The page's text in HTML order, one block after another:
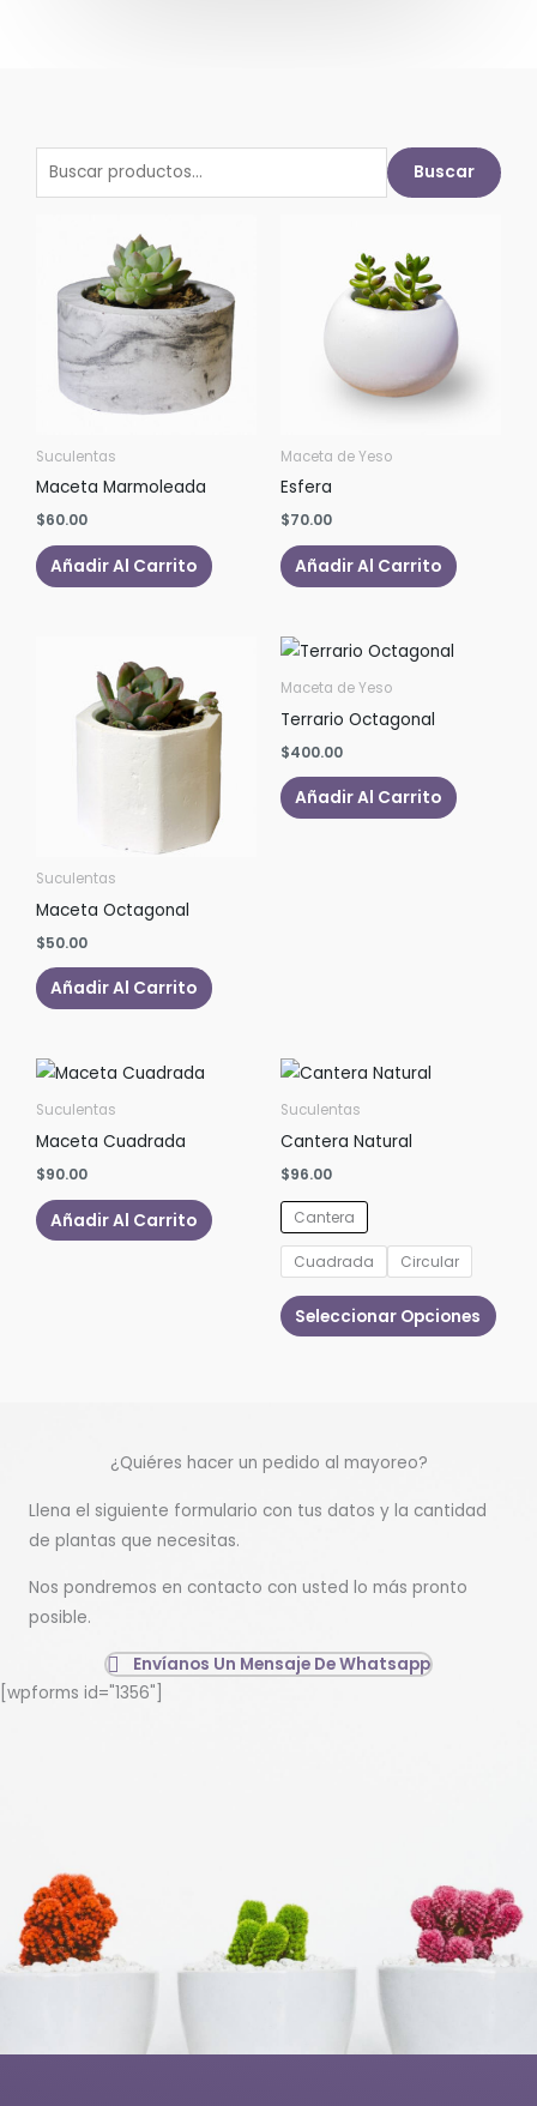
Buscar
Buscar
Suculentas
Maceta Marmoleada
$60.00
Añadir Al Carrito
Maceta de Yeso
Esfera
$70.00
Añadir Al Carrito
Suculentas
Maceta Octagonal
$50.00
Añadir Al Carrito
Maceta de Yeso
Terrario Octagonal
$400.00
Añadir Al Carrito
Suculentas
Maceta Cuadrada
$90.00
Añadir Al Carrito
Suculentas
Cantera Natural
$96.00
Cantera
Cuadrada Circular
Seleccionar Opciones
Este
¿Quiéres hacer un pedido al mayoreo?
Llena el siguiente formulario con tus datos y la cantidad
de plantas que necesitas.
Nos pondremos en contacto con usted lo más pronto
posible.
Envíanos Un Mensaje De Whatsapp
[wpforms id="1356"]